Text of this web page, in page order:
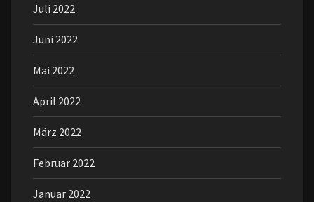
Juli 2022
Juni 2022
Mai 2022
April 2022
März 2022
Februar 2022
Januar 2022